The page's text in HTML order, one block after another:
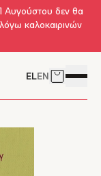
Αυγούστου δεν θα
καλοκαιρινών
ELEN Δείτε το